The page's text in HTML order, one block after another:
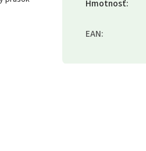
Hmotnosť:
EAN: